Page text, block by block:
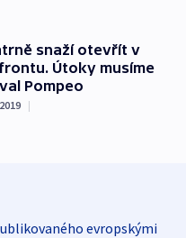
snaží otevřít v
Útoky musíme
Pompeo
|
evropskými